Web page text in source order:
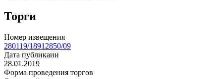
Торги
Номер извещения
280119/18912850/09
Дата публикаии
28.01.2019
Форма проведения торгов